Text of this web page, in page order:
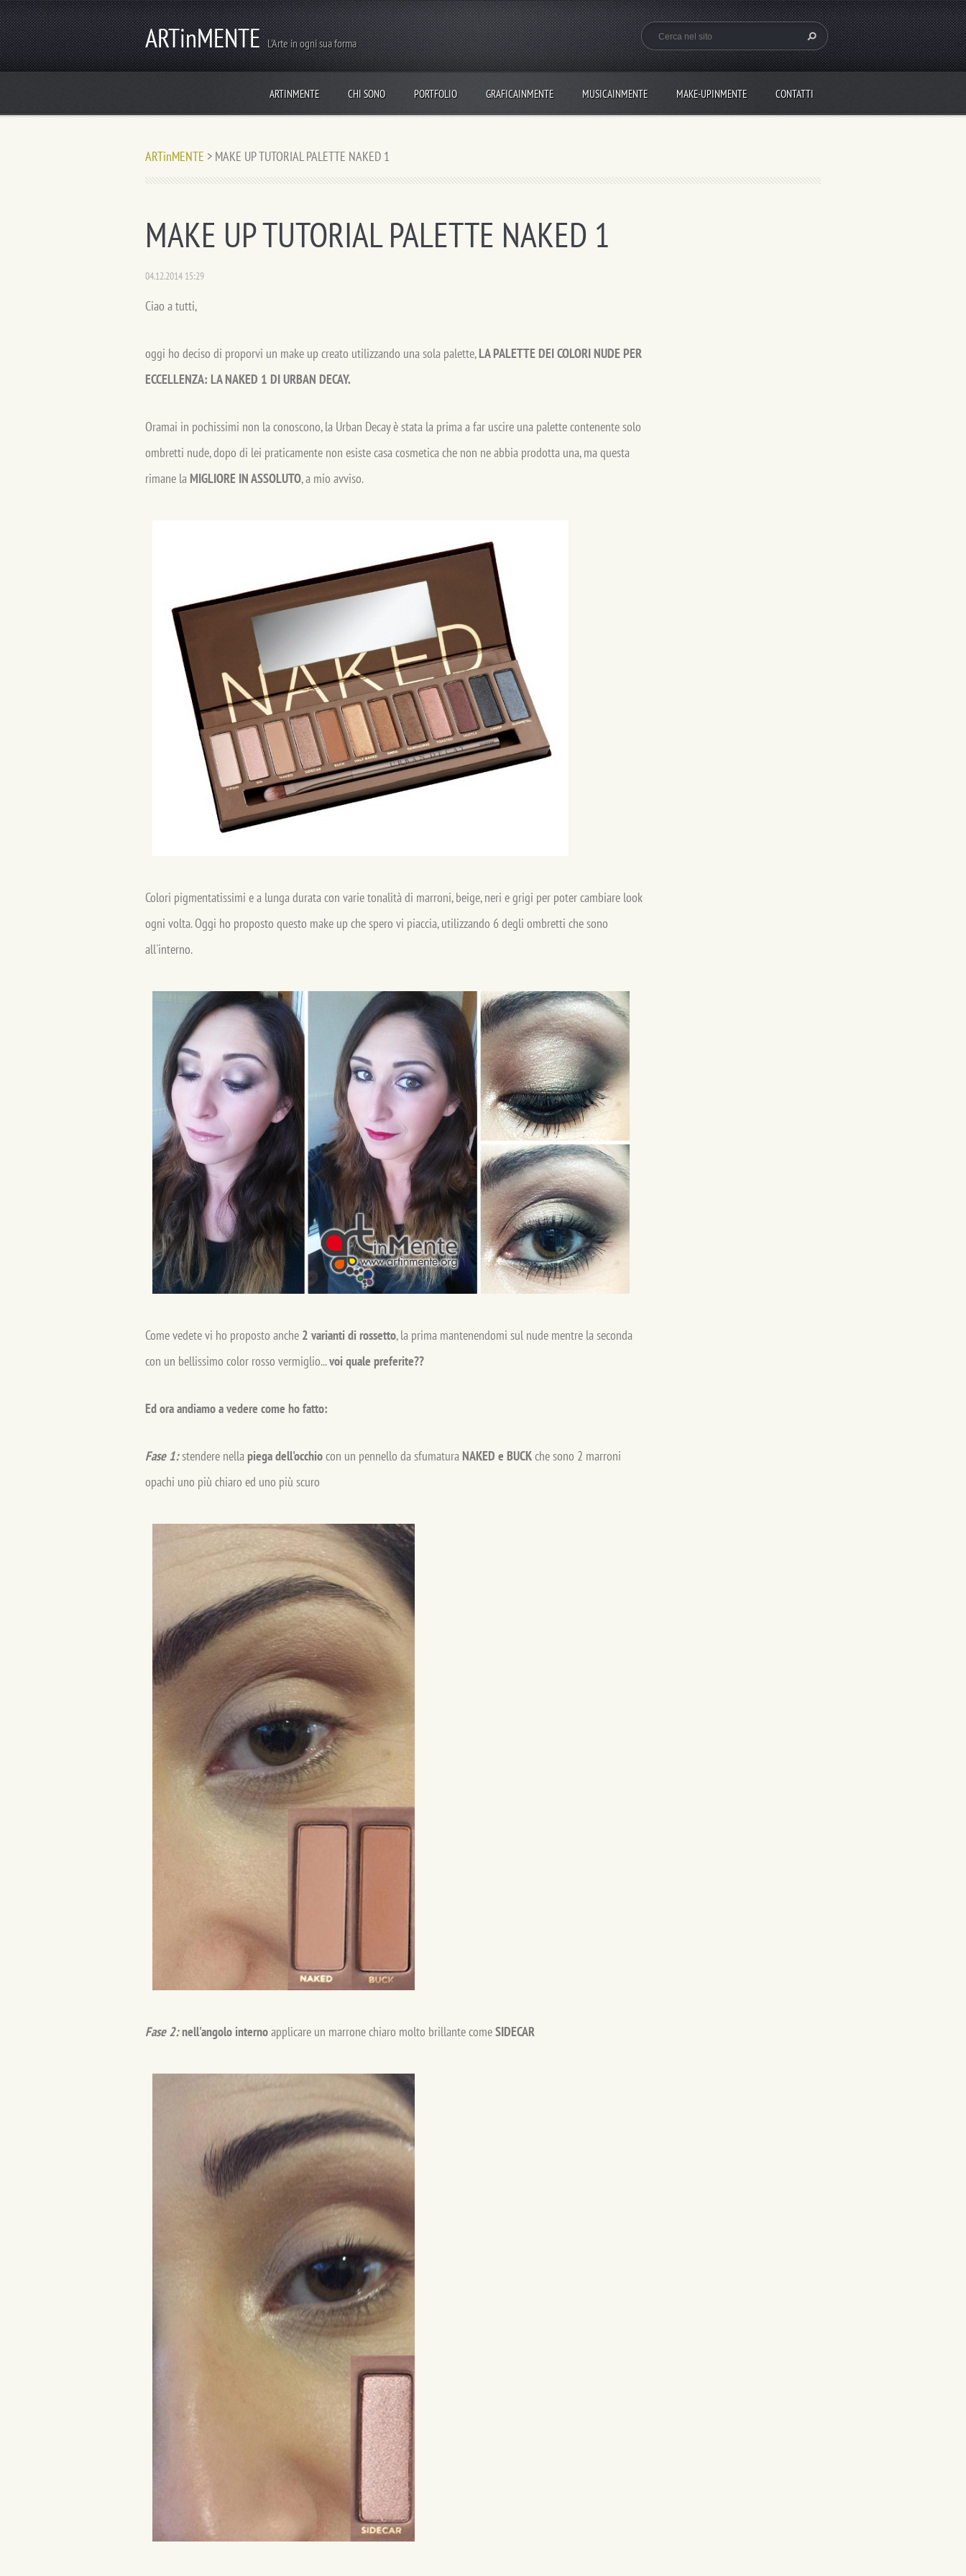
ARTinMENTE L'Arte in ogni sua forma
ARTINMENTE CHI SONO PORTFOLIO GRAFICAINMENTE MUSICAINMENTE MAKE-UPINMENTE CONTATTI
ARTinMENTE > MAKE UP TUTORIAL PALETTE NAKED 1
MAKE UP TUTORIAL PALETTE NAKED 1
04.12.2014 15:29
Ciao a tutti,
oggi ho deciso di proporvi un make up creato utilizzando una sola palette,LA PALETTE DEI COLORI NUDE PER
ECCELLENZA: LA NAKED 1 DI URBAN DECAY.
Oramai in pochissimi non la conoscono, la Urban Decay è stata la prima a far uscire una palette contenente solo
ombretti nude, dopo di lei praticamente non esiste casa cosmetica che non ne abbia prodotta una, ma questa
rimane laMIGLIORE IN ASSOLUTO, a mio avviso.
Colori pigmentatissimi e a lunga durata con varie tonalità di marroni, beige, neri e grigi per poter cambiare look
ogni volta. Oggi ho proposto questo make up che spero vi piaccia, utilizzando 6 degli ombretti che sono
all'interno.
Come vedete vi ho proposto anche 2 varianti di rossetto, la prima mantenendomi sul nude mentre la seconda
con un bellissimo color rosso vermiglio...voi quale preferite??
Ed ora andiamo a vedere come ho fatto:
Fase 1:stendere nellapiega dell'occhiocon un pennello da sfumaturaNAKED e BUCKche sono 2 marroni
opachi uno più chiaro ed uno più scuro
Fase 2:nell'angolo internoapplicare un marrone chiaro molto brillante comeSIDECAR